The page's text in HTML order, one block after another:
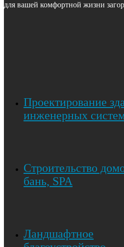
для вашей комфортной жизни
Проектирование
инженерных
Строительство
бань, SPA
Ландшафтное